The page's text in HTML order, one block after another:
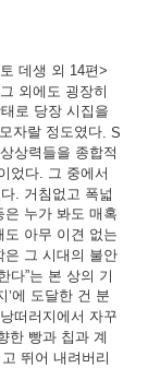
데생 외 14편>
그 외에도 굉장히
로 당장 시집을
모자랄 정도였다 . S
상상력들을 종합적
었다. 그 중에서
. 거침없고 폭넓
은 누가 봐도 매혹
도 아무 이견 없는
은 그 시대의 불안
다”는 본 상의 기
’에 도달한 건 분
낭떠러지에서 자꾸
한 빵과 칩과 계
뛰어 내려버리